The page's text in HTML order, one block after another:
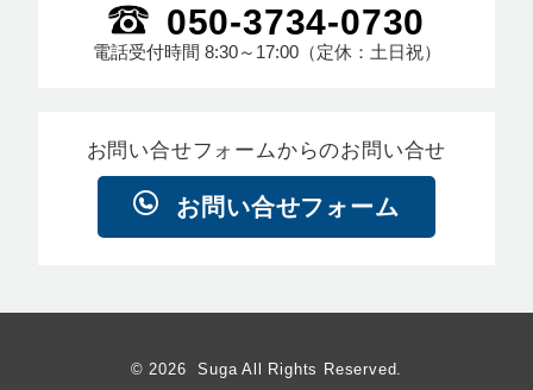
050-3734-0730
電話受付時間 8:30～17:00（定休：土日祝）
お問い合せフォームからのお問い合せ
お問い合せフォーム
© 2026 Suga All Rights Reserved.